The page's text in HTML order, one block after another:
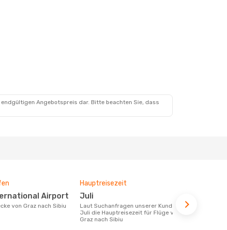
Angebotspreis dar. Bitte beachten Sie, dass
Airport
von Graz nach Sibiu
Hauptreisezeit
Juli
Laut Suchanfragen unserer Kunden ist
Juli die Hauptreisezeit für Flüge von
Graz nach Sibiu